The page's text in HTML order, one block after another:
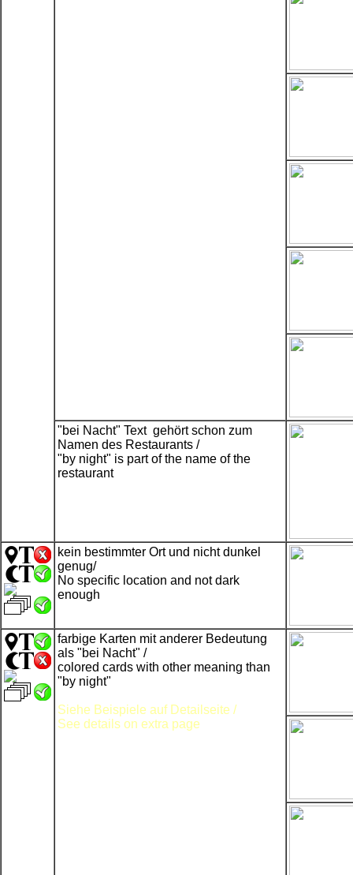
"bei Nacht" Text gehört schon zum
Namen des Restaurants /
"by night" is part of the name of the
restaurant
kein bestimmter Ort und nicht dunkel
genug/
No specific location and not dark
enough
farbige Karten mit anderer Bedeutung
als "bei Nacht" /
colored cards with other meaning than
"by night"
Siehe Beispiele auf Detailseite /
See details on extra page